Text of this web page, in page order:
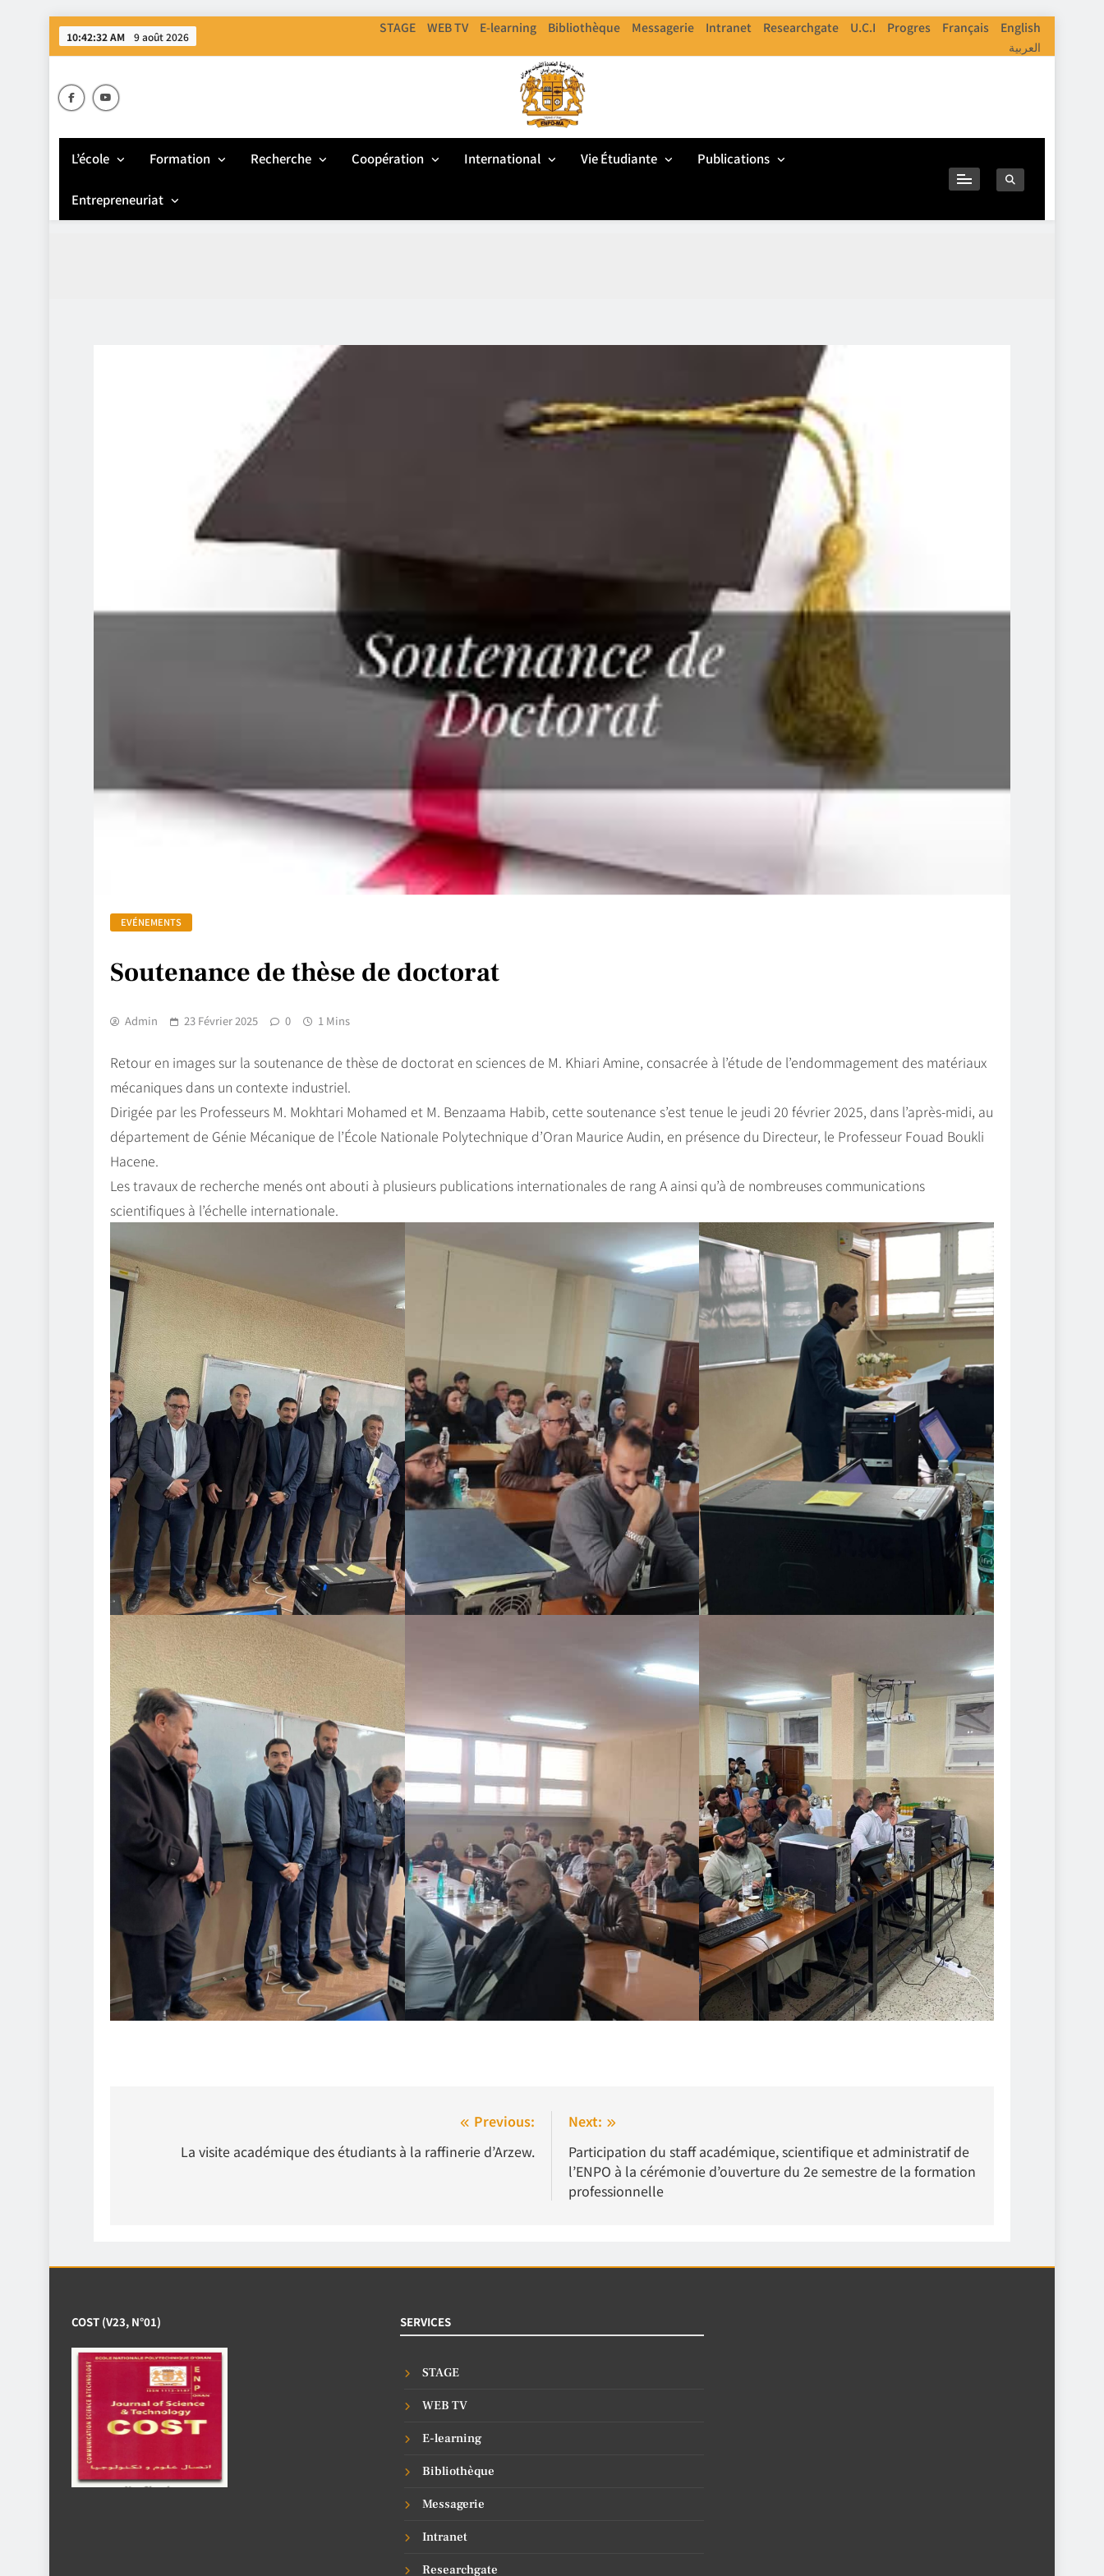
Skip
to 10:42:33 AM 9 août 2026
STAGE WEB TV E-learning Bibliothèque Messagerie Intranet Researchgate U.C.I Progres Français
English
العربية
ENPO
Ecole Nationale Polythechnique D'Oran
L’école Formation Recherche Coopération International Vie Étudiante Publications
Entrepreneuriat
EVÉNEMENTS
Soutenance de thèse de doctorat
Admin 23 Février 2025 0 1 Mins
Retour en images sur la soutenance de thèse de doctorat en sciences de M. Khiari Amine, consacrée à l’étude de l’endommagement des matériaux
mécaniques dans un contexte industriel.
Dirigée par les Professeurs M. Mokhtari Mohamed et M. Benzaama Habib, cette soutenance s’est tenue le jeudi 20 février 2025, dans l’après-midi, au
département de Génie Mécanique de l’École Nationale Polytechnique d’Oran Maurice Audin, en présence du Directeur, le Professeur Fouad Boukli
Hacene.
Les travaux de recherche menés ont abouti à plusieurs publications internationales de rang A ainsi qu’à de nombreuses communications
scientifiques à l’échelle internationale.
Previous:
La visite académique des étudiants à la raffinerie d’Arzew.
Next:
Participation du staff académique, scientifique et administratif de
l’ENPO à la cérémonie d’ouverture du 2e semestre de la formation
professionnelle
COST (V23, N°01) SERVICES
STAGE
WEB TV
E-learning
Bibliothèque
Messagerie
Intranet
Researchgate